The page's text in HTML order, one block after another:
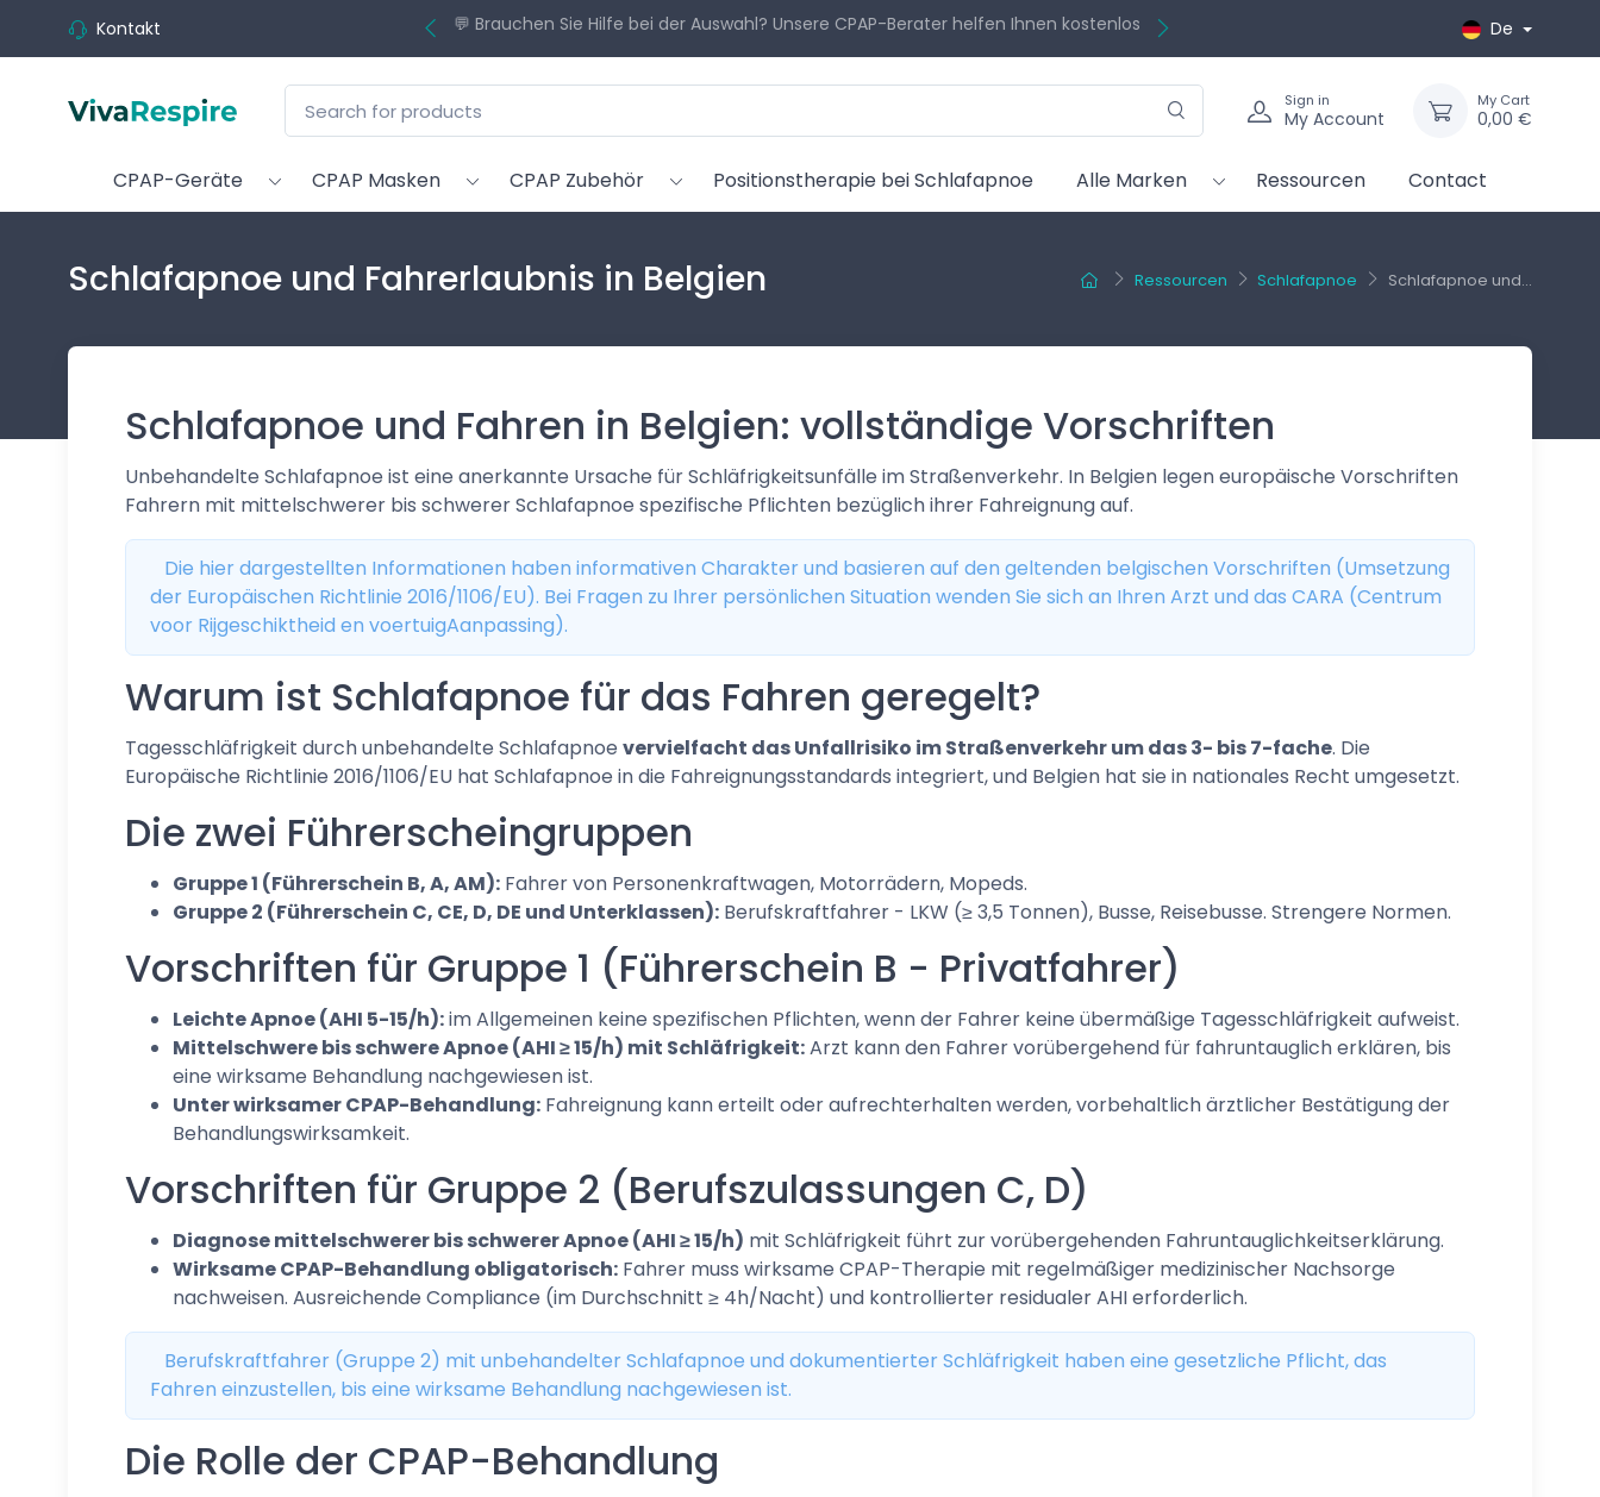
Kontakt 💬 Brauchen Sie Hilfe bei der Auswahl? Unsere CPAP-Berater helfen Ihnen kostenlos De
Sign in
My Account
My Cart
0,00 €
CPAP-Geräte CPAP Masken CPAP Zubehör Positionstherapie bei Schlafapnoe Alle Marken Ressourcen Contact
Ressourcen Schlafapnoe Schlafapnoe und...
Schlafapnoe und Fahrerlaubnis in Belgien
Schlafapnoe und Fahren in Belgien: vollständige Vorschriften
Unbehandelte Schlafapnoe ist eine anerkannte Ursache für Schläfrigkeitsunfälle im Straßenverkehr. In Belgien legen europäische Vorschriften
Fahrern mit mittelschwerer bis schwerer Schlafapnoe spezifische Pflichten bezüglich ihrer Fahreignung auf.
Die hier dargestellten Informationen haben informativen Charakter und basieren auf den geltenden belgischen Vorschriften (Umsetzung
der Europäischen Richtlinie 2016/1106/EU). Bei Fragen zu Ihrer persönlichen Situation wenden Sie sich an Ihren Arzt und das CARA (Centrum
voor Rijgeschiktheid en voertuigAanpassing).
Warum ist Schlafapnoe für das Fahren geregelt?
Tagesschläfrigkeit durch unbehandelte Schlafapnoe vervielfacht das Unfallrisiko im Straßenverkehr um das 3- bis 7-fache. Die
Europäische Richtlinie 2016/1106/EU hat Schlafapnoe in die Fahreignungsstandards integriert, und Belgien hat sie in nationales Recht umgesetzt.
Die zwei Führerscheingruppen
Gruppe 1 (Führerschein B, A, AM): Fahrer von Personenkraftwagen, Motorrädern, Mopeds.
Gruppe 2 (Führerschein C, CE, D, DE und Unterklassen): Berufskraftfahrer - LKW (≥ 3,5 Tonnen), Busse, Reisebusse. Strengere Normen.
Vorschriften für Gruppe 1 (Führerschein B - Privatfahrer)
Leichte Apnoe (AHI 5-15/h):im Allgemeinen keine spezifischen Pflichten, wenn der Fahrer keine übermäßige Tagesschläfrigkeit aufweist.
Mittelschwere bis schwere Apnoe (AHI ≥ 15/h) mit Schläfrigkeit:Arzt kann den Fahrer vorübergehend für fahruntauglich erklären, bis
eine wirksame Behandlung nachgewiesen ist.
Unter wirksamer CPAP-Behandlung: Fahreignung kann erteilt oder aufrechterhalten werden, vorbehaltlich ärztlicher Bestätigung der
Behandlungswirksamkeit.
Vorschriften für Gruppe 2 (Berufszulassungen C, D)
Diagnose mittelschwerer bis schwerer Apnoe (AHI ≥ 15/h) mit Schläfrigkeit führt zur vorübergehenden Fahruntauglichkeitserklärung.
Wirksame CPAP-Behandlung obligatorisch: Fahrer muss wirksame CPAP-Therapie mit regelmäßiger medizinischer Nachsorge
nachweisen. Ausreichende Compliance (im Durchschnitt ≥ 4h/Nacht) und kontrollierter residualer AHI erforderlich.
Berufskraftfahrer (Gruppe 2) mit unbehandelter Schlafapnoe und dokumentierter Schläfrigkeit haben eine gesetzliche Pflicht, das
Fahren einzustellen, bis eine wirksame Behandlung nachgewiesen ist.
Die Rolle der CPAP-Behandlung